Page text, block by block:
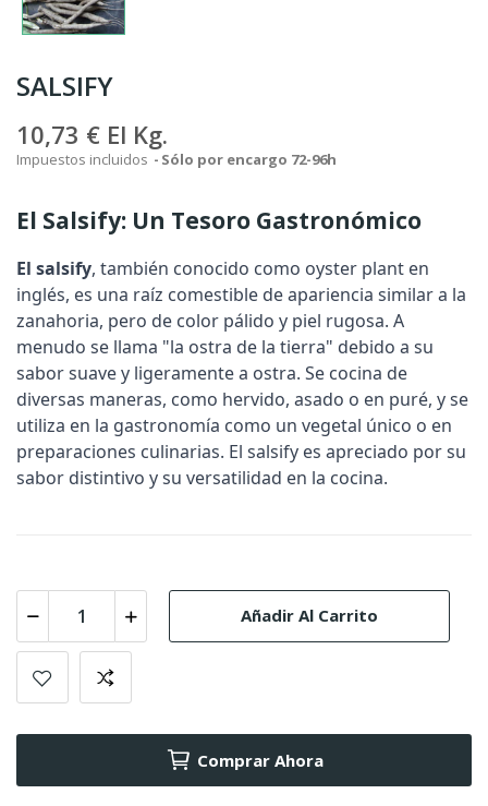
SALSIFY
10,73 € El Kg.
Impuestos incluidos Sólo por encargo 72-96h
El Salsify: Un Tesoro Gastronómico
El salsify, también conocido como oyster plant en
inglés, es una raíz comestible de apariencia similar a la
zanahoria, pero de color pálido y piel rugosa. A
menudo se llama "la ostra de la tierra" debido a su
sabor suave y ligeramente a ostra. Se cocina de
diversas maneras, como hervido, asado o en puré, y se
utiliza en la gastronomía como un vegetal único o en
preparaciones culinarias. El salsify es apreciado por su
sabor distintivo y su versatilidad en la cocina.
Añadir Al Carrito
Comprar Ahora